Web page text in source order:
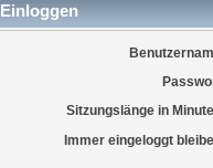
Einloggen
Sitzungslänge in
Immer eingeloggt